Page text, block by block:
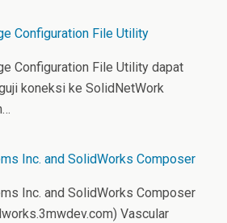
Configuration File Utility
Configuration File Utility dapat
koneksi ke SolidNetWork
Inc. and SolidWorks Composer
Inc. and SolidWorks Composer
Vascular